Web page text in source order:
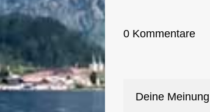
0 Kommentare
Deine